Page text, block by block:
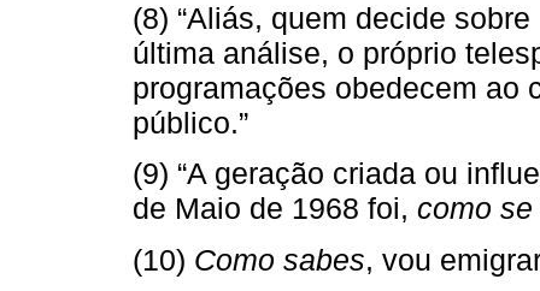
(8) “Aliás, quem decide
última análise, o próprio
programações obedecem ao
público.”
(9) “A geração criada ou
de Maio de 1968 foi, como
(10) Como sabes, vou